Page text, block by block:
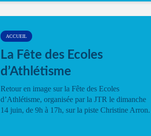
ACCUEIL
La Fête des Ecoles
d’Athlétisme
Retour en image sur la Fête des Ecoles
d’Athlétisme, organisée par la JTR le dimanche
14 juin, de 9h à 17h, sur la piste Christine Arron.